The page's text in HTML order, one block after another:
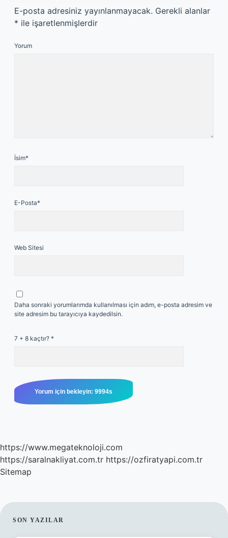
E-posta adresiniz yayınlanmayacak. Gerekli alanlar
* ile işaretlenmişlerdir
Yorum
İsim*
E-Posta*
Web Sitesi
Daha sonraki yorumlarımda kullanılması için adım, e-posta adresim ve
site adresim bu tarayıcıya kaydedilsin.
7 + 8 kaçtır? *
https://www.megateknoloji.com
https://saralnakliyat.com.tr https://ozfiratyapi.com.tr
Sitemap
SIDEBAR
SON YAZILAR